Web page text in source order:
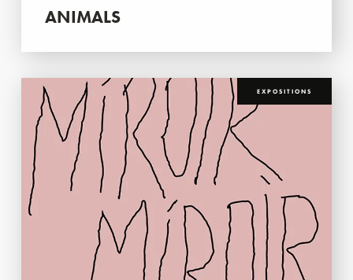
ANIMALS
EXPOSITIONS